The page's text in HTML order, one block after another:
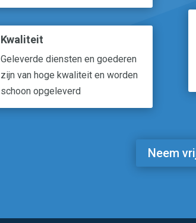
Kwaliteit
Geleverde diensten en goederen
zijn van hoge kwaliteit en worden
schoon opgeleverd
Neem